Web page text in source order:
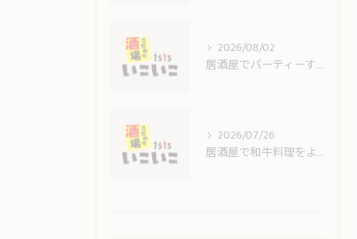
2026/08/02
居酒屋でパーティーするなら奈良県北葛城郡王寺町磯城郡田原本町の活用術を徹底解説
2026/07/26
居酒屋で和牛料理をより美味しく楽しむための選び方と調理法のコツ